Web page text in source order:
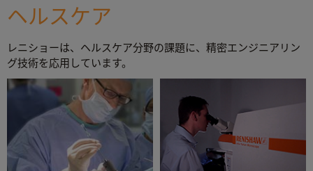
テム。メンテナンスをほぼしなくても高い信
頼性を維持します。
詳細について
ヘルスケア
レニショーは、ヘルスケア分野の課題に、精密エンジニアリン
グ技術を応用しています。